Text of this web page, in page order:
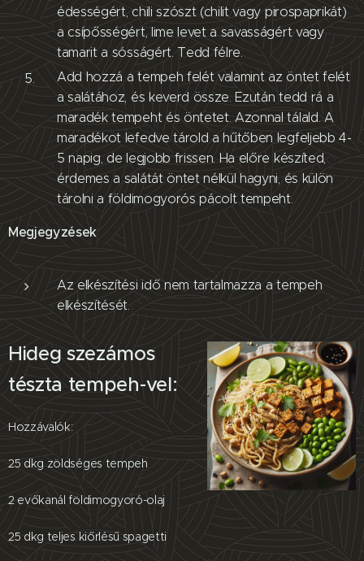
édességért, chili szószt (chilit vagy pirospaprikát)
a csípősségért, lime levet a savasságért vagy
tamarit a sósságért. Tedd félre.
Add hozzá a tempeh felét valamint az öntet felét
a salátához, és keverd össze. Ezután tedd rá a
maradék tempeht és öntetet. Azonnal tálald. A
maradékot lefedve tárold a hűtőben legfeljebb 4-
5 napig, de legjobb frissen. Ha előre készíted,
érdemes a salátát öntet nélkül hagyni, és külön
tárolni a földimogyorós pácolt tempeht.
Megjegyzések
Az elkészítési idő nem tartalmazza a tempeh
elkészítését.
Hideg szezámos
tészta tempeh-vel:
Hozzávalók:
25 dkg zöldséges tempeh
2 evőkanál földimogyoró-olaj
25 dkg teljes kiőrlésű spagetti